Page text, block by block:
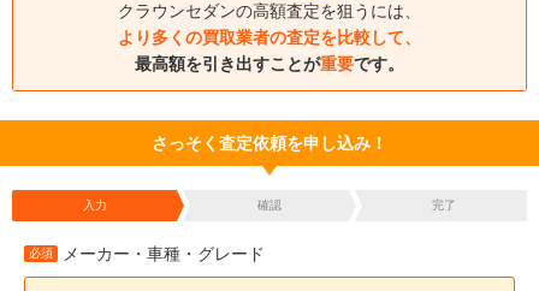
クラウンセダンの高額査定を狙うには、
より多くの買取業者の査定を比較して、
最高額を引き出すことが重要です。
さっそく査定依頼を申し込み！
入力 確認 完了
必須 メーカー・車種・グレード